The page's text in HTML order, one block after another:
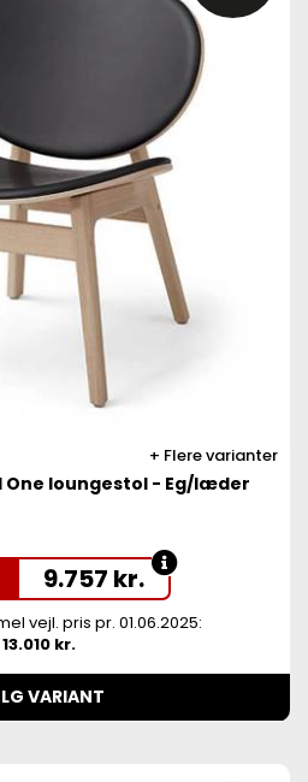
Flere varianter
One loungestol - Eg/læder
9.757 kr.
vejl. pris pr. 01.06.2025:
13.010 kr.
VARIANT